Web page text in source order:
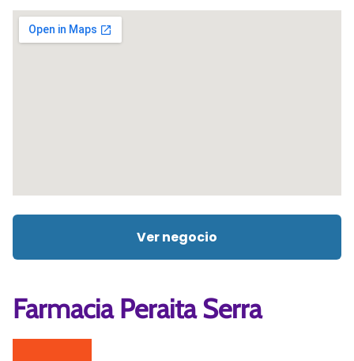
Ver negocio
Farmacia Peraita Serra